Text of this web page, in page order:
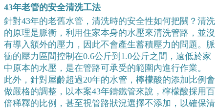
43年老管的安全清洗工法
針對43年的老舊水管，清洗時的安全性如何把關？清洗
的原理是脈衝，利用住家本身的水壓來清洗管路，並沒
有導入額外的壓力，因此不會產生蓄積壓力的問題。脈
衝的壓力區間控制在0.6公斤到1.0公斤之間，遠低於家
中原本的水壓，是在管路可承受的範圍內進行作業。
此外，針對屋齡超過20年的水管，檸檬酸的添加比例會
做嚴格的調整，以本案43年鑄鐵管來說，檸檬酸採用百
倍稀釋的比例，甚至視管路狀況選擇不添加，以確保清